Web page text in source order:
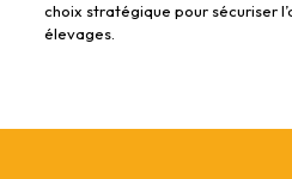
choix stratégique pour sécuriser
élevages.